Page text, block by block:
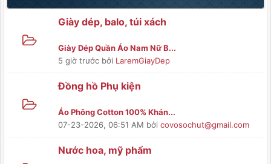
Giày dép, balo, túi xách
Giày Dép Quần Áo Nam Nữ B...
5 giờ trước bởi LaremGiayDep
Đồng hồ Phụ kiện
Áo Phông Cotton 100% Khán...
07-23-2026, 06:51 AM bởi covosochut@gmail.com
Nước hoa, mỹ phẩm